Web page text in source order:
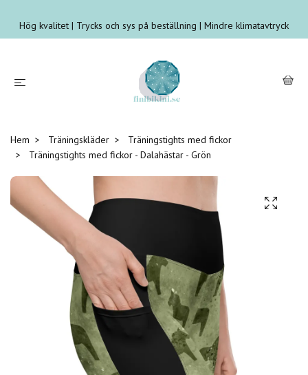
Hög kvalitet | Trycks och sys på beställning | Mindre klimatavtryck
Hem Träningskläder
Träningstights med fickor
Träningstights med fickor - Dalahästar - Grön